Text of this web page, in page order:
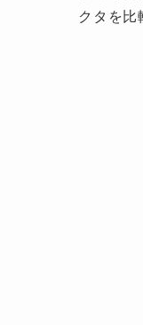
クタを比